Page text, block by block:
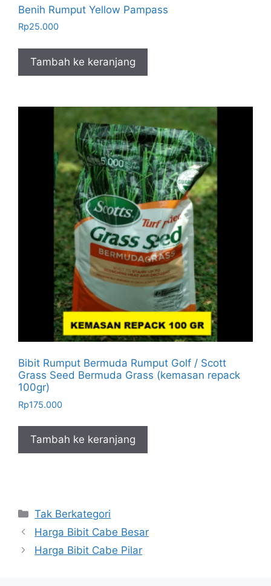
Benih Rumput Yellow Pampass
Rp25.000
Tambah ke keranjang
Bibit Rumput Bermuda Rumput Golf / Scott
Grass Seed Bermuda Grass (kemasan repack
100gr)
Rp175.000
Tambah ke keranjang
Kategori
Tak Berkategori
Harga Bibit Cabe Besar
Harga Bibit Cabe Pilar